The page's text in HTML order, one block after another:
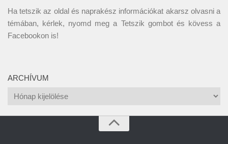
Ha tetszik az oldal és naprakész információkat akarsz olvasni a
témában, kérlek, nyomd meg a Tetszik gombot és kövess a
Facebookon is!
ARCHÍVUM
Archívum